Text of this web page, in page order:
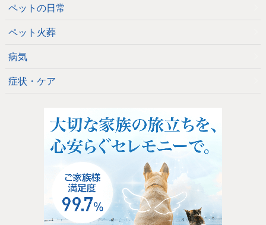
ペットの日常
ペット火葬
病気
症状・ケア